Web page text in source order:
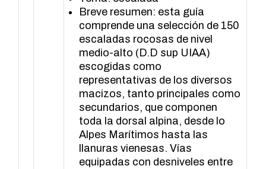
Breve resumen: esta guía
comprende una selección de 150
escaladas rocosas de nivel
medio-alto (D.D sup UIAA)
escogidas como
representativas de los diversos
macizos, tanto principales como
secundarios, que componen
toda la dorsal alpina, desde lo
Alpes Marítimos hasta las
llanuras vienesas. Vías
equipadas con desniveles entre